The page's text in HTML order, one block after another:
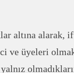
altına alarak,
ve üyeleri